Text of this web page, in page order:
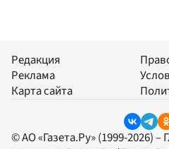
Редакция
Реклама
Карта сайта
© АО «Газета.Ру» (1999-2026)